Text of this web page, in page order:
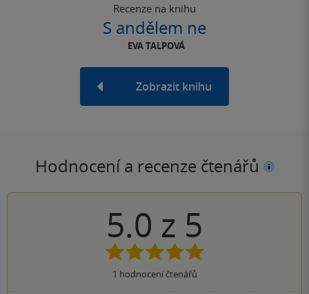
Recenze na knihu
S andělem ne
EVA TALPOVÁ
Zobrazit knihu
Hodnocení a recenze čtenářů
5.0 z 5
1 hodnocení čtenářů